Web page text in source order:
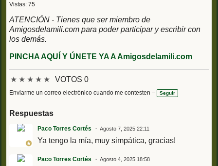
Vistas: 75
ATENCIÓN - Tienes que ser miembro de
Amigosdelamili.com para poder participar y escribir con
los demás.
PINCHA AQUÍ Y ÚNETE YA A Amigosdelamili.com
★ ★ ★ ★ ★ VOTOS 0
Enviarme un correo electrónico cuando me contesten – Seguir
Respuestas
Paco Torres Cortés Agosto 7, 2025 22:11
Ya tengo la mía, muy simpática, gracias!
Paco Torres Cortés Agosto 4, 2025 18:58